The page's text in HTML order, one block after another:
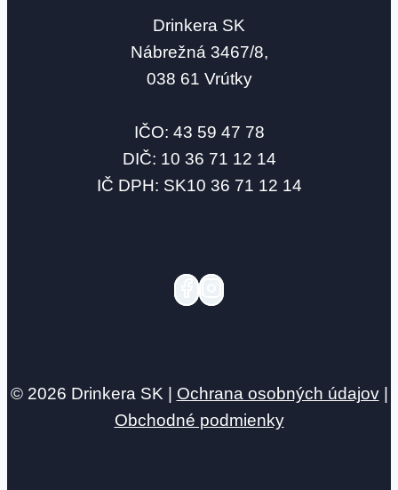
Drinkera SK
Nábrežná 3467/8,
038 61 Vrútky
IČO: 43 59 47 78
DIČ: 10 36 71 12 14
IČ DPH: SK10 36 71 12 14
© 2026 Drinkera SK | Ochrana osobných údajov|
Obchodné podmienky